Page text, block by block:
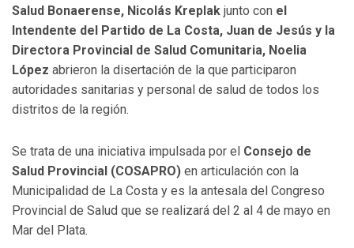
Salud Bonaerense, Nicolás Kreplak junto con el
Intendente del Partido de La Costa, Juan de Jesús y la
Directora Provincial de Salud Comunitaria, Noelia
López abrieron la disertación de la que participaron
autoridades sanitarias y personal de salud de todos los
distritos de la región.
Se trata de una iniciativa impulsada por el Consejo de
Salud Provincial (COSAPRO) en articulación con la
Municipalidad de La Costa y es la antesala del Congreso
Provincial de Salud que se realizará del 2 al 4 de mayo en
Mar del Plata.